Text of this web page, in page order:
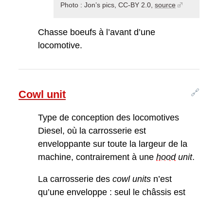
Photo : Jon’s pics, CC-BY 2.0, source
Chasse boeufs à l’avant d’une
locomotive.
🔗
Cowl unit
Type de conception des locomotives
Diesel, où la carrosserie est
enveloppante sur toute la largeur de la
machine, contrairement à une hoodunit.
La carrosserie des cowl units n’est
qu’une enveloppe : seul le châssis est